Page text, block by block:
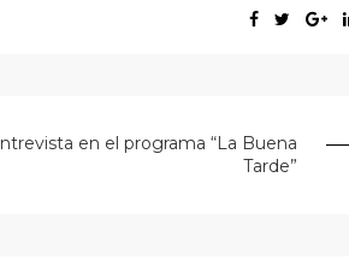
en el programa “La Buena
Tarde”